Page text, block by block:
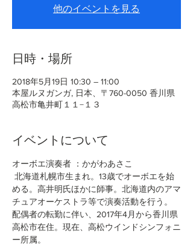
他のイベントを見る
日時・場所
2018年5月19日 10:30 – 11:00
本屋ルヌガンガ, 日本、〒760-0050 香川県
高松市亀井町１１−１３
イベントについて
オーボエ演奏者 ：かがわあさこ
める。高井明氏ほかに師事。北海道内のアマ
チュアオーケストラ等で演奏活動を行う。
配偶者の転勤に伴い、2017年4月から香川県
高松市在住。現在、高松ウインドシンフォニ
ー所属。